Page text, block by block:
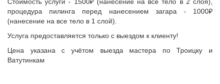
процедура пилинга перед нанесением загара - 1000₽
(нанесение на все тело в 1 слой).
Услуга предоставляется только с выездом к клиенту!
Цена указана с учётом выезда мастера по Троицку и
Ватутинкам